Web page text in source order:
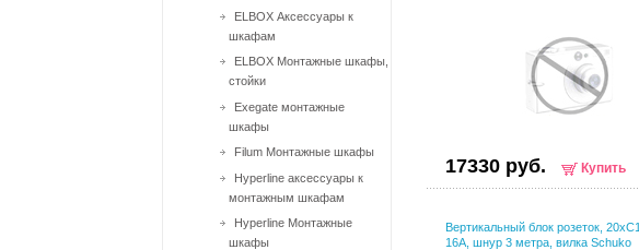
17330 руб. Купить
Вертикальный блок розеток,
16A, шнур 3 метра, вилка Schuko
ELBOX Аксессуары к
шкафам
ELBOX Монтажные шкафы,
стойки
Exegate монтажные
шкафы
Filum Монтажные шкафы
Hyperline аксессуары к
монтажным шкафам
Hyperline Монтажные
шкафы